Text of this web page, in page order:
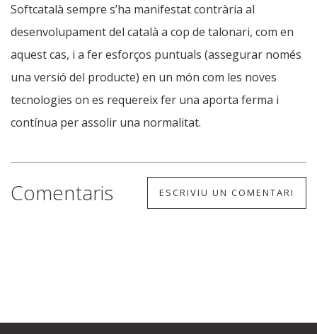
Softcatalà sempre s’ha manifestat contrària al
desenvolupament del català a cop de talonari, com en
aquest cas, i a fer esforços puntuals (assegurar només
una versió del producte) en un món com les noves
tecnologies on es requereix fer una aporta ferma i
contínua per assolir una normalitat.
Comentaris ESCRIVIU UN COMENTARI